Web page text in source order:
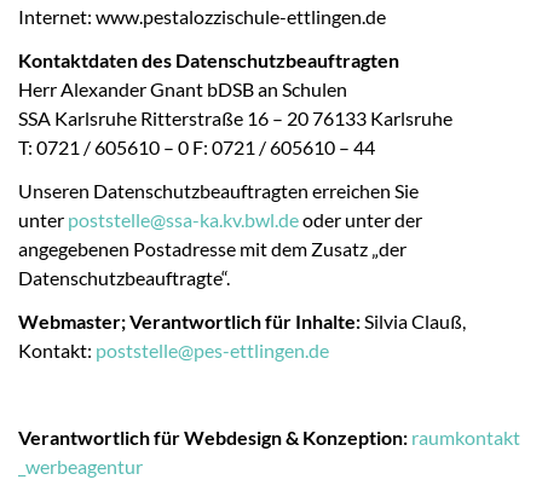
Internet: www.pestalozzischule-ettlingen.de
Kontaktdaten des Datenschutzbeauftragten
Herr Alexander Gnant bDSB an Schulen
SSA Karlsruhe Ritterstraße 16 – 20 76133 Karlsruhe
T: 0721 / 605610 – 0 F: 0721 / 605610 – 44
Unseren Datenschutzbeauftragten erreichen Sie
unter poststelle@ssa-ka.kv.bwl.deoder unter der
angegebenen Postadresse mit dem Zusatz „der
Datenschutzbeauftragte“.
Webmaster; Verantwortlich für Inhalte:Silvia Clauß,
Kontakt: poststelle@pes-ettlingen.de
Verantwortlich für Webdesign & Konzeption: raumkontakt
_werbeagentur